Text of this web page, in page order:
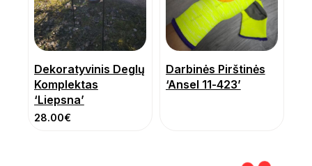
Dekoratyvinis Deglų
Komplektas
‘Liepsna’
28.00€
Darbinės Pirštinės
‘Ansel 11-423’